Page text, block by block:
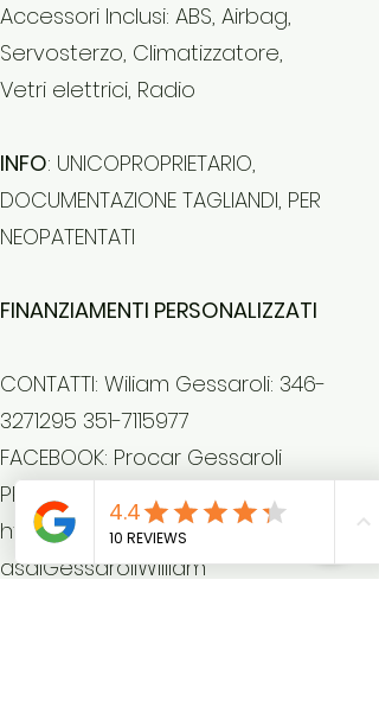
Accessori Inclusi: ABS, Airbag,
Servosterzo, Climatizzatore,
Vetri elettrici, Radio
INFO: UNICOPROPRIETARIO,
DOCUMENTAZIONE TAGLIANDI, PER
NEOPATENTATI
FINANZIAMENTI PERSONALIZZATI
CONTATTI: Wiliam Gessaroli: 346-
3271295 351-7115977
FACEBOOK: Procar Gessaroli
PROVE SU STRADA:
http://www.youtube.com/@ProCarS
asdiGessaroliWilliam